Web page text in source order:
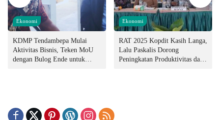
Ekonomi
KDMP Tendambepa Mulai
Aktivitas Bisnis, Teken MoU
dengan Bulog Ende untuk
Ekonomi
RAT 2025 Kopdit Kasih Langa,
Lalu Paskalis Dorong
Peningkatan Produktivitas dan